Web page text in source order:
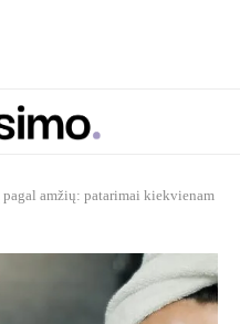
amžių: patarimai kiekvienam